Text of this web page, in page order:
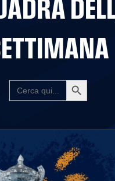
SEARCH
FOR:
Search Button